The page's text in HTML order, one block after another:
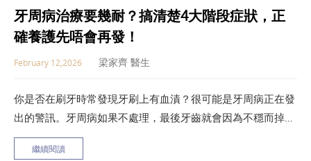
牙周病治療要幾耐？搞清楚4大階段症狀，正
確養護先唔會再發！
February 12,2026 梁家齊 醫生
你是否在刷牙時常發現牙刷上有血漬？很可能是牙周病正在發
出的警訊。牙周病如果不處理，最後牙齒就會因為不穩而掉
落。雖然聽起來很嚴重，但只要在牙周病治療的黃金期介入，
透過專業的牙周病治療，病情是可以被控制甚至逆轉的。
繼續閱讀